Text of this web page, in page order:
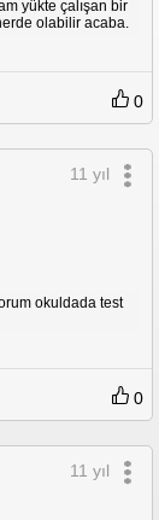
yükte çalışan bir
olabilir acaba.
0
11 yıl
okuldada test
0
11 yıl